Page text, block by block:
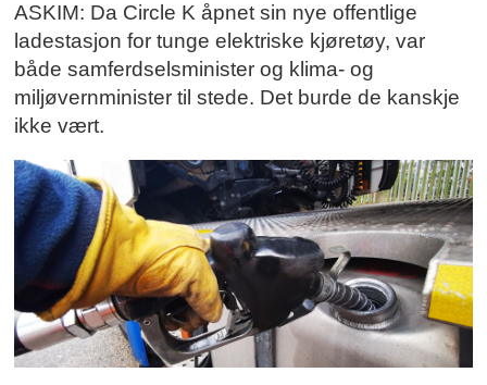
ASKIM: Da Circle K åpnet sin nye offentlige
ladestasjon for tunge elektriske kjøretøy, var
både samferdselsminister og klima- og
miljøvernminister til stede. Det burde de kanskje
ikke vært.